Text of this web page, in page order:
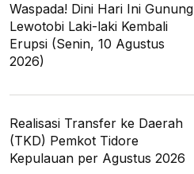
Waspada! Dini Hari Ini Gunung
Lewotobi Laki-laki Kembali
Erupsi (Senin, 10 Agustus
2026)
Realisasi Transfer ke Daerah
(TKD) Pemkot Tidore
Kepulauan per Agustus 2026